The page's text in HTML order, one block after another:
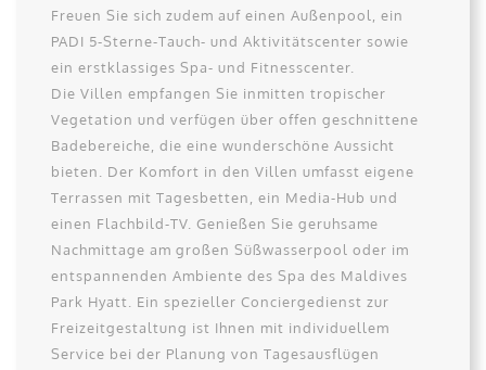
Freuen Sie sich zudem auf einen Außenpool, ein
PADI 5-Sterne-Tauch- und Aktivitätscenter sowie
ein erstklassiges Spa- und Fitnesscenter.
Die Villen empfangen Sie inmitten tropischer
Vegetation und verfügen über offen geschnittene
Badebereiche, die eine wunderschöne Aussicht
bieten. Der Komfort in den Villen umfasst eigene
Terrassen mit Tagesbetten, ein Media-Hub und
einen Flachbild-TV. Genießen Sie geruhsame
Nachmittage am großen Süßwasserpool oder im
entspannenden Ambiente des Spa des Maldives
Park Hyatt. Ein spezieller Conciergedienst zur
Freizeitgestaltung ist Ihnen mit individuellem
Service bei der Planung von Tagesausflügen